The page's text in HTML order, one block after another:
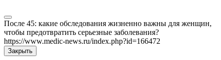
После 45: какие обследования жизненно важны для женщин,
чтобы предотвратить серьезные заболевания?
https://www.medic-news.ru/index.php?id=166472
Закрыть